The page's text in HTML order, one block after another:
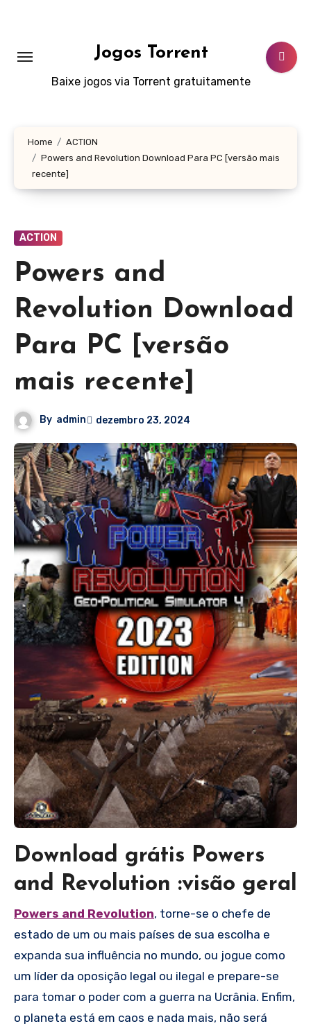
Jogos Torrent
Baixe jogos via Torrent gratuitamente
Home
ACTION
Powers and Revolution Download Para PC [versão mais
recente]
ACTION
Powers and
Revolution Download
Para PC [versão
mais recente]
By admin dezembro 23, 2024
Download grátis Powers
and Revolution :visão geral
Powers and Revolution, torne-se o chefe de
estado de um ou mais países de sua escolha e
expanda sua influência no mundo, ou jogue como
um líder da oposição legal ou ilegal e prepare-se
para tomar o poder com a guerra na Ucrânia. Enfim,
o planeta está em caos e nada mais, não será